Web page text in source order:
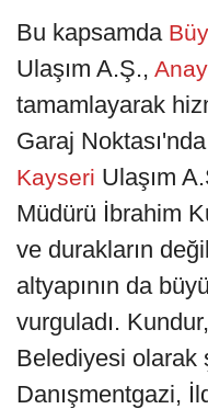
Bu kapsamda
Ulaşım A.Ş.,
tamamlayarak
Garaj
Kayseri Ulaşım
Müdürü İbrahim
ve durakların
altyapının da
vurguladı.
Belediyesi olarak
Danışmentgazi,